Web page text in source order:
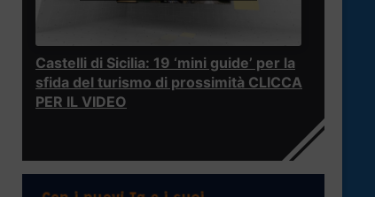
Castelli di Sicilia: 19 ‘mini guide’ per la
sfida del turismo di prossimità CLICCA
PER IL VIDEO